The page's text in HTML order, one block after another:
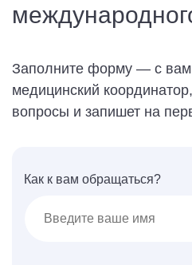
Заполните форму — с
медицинский
вопросы и запишет на
Как к вам обращаться?